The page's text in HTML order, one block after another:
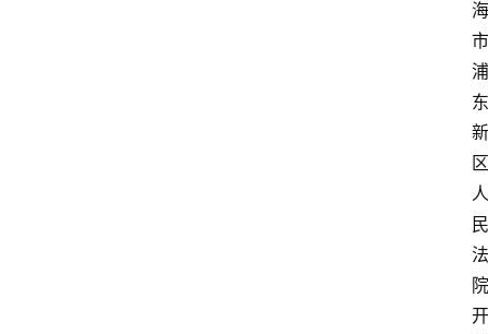
海
市
浦
东
新
区
人
民
法
院
开